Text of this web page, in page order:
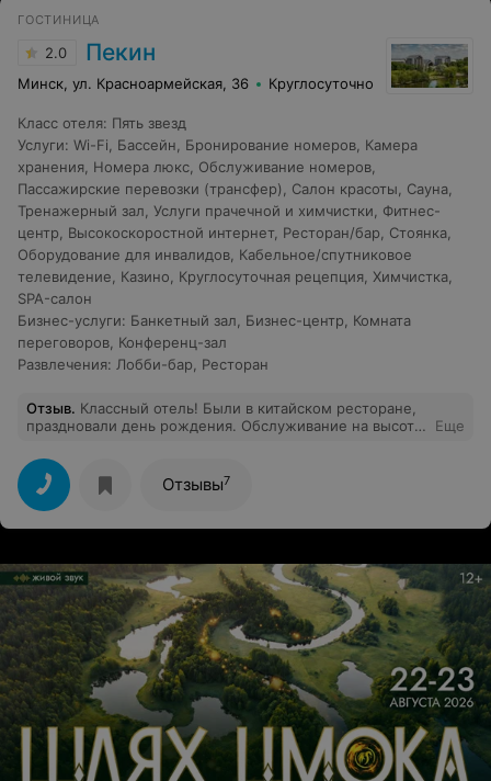
ГОСТИНИЦА
2.0 Пекин
Минск, ул. Красноармейская, 36 Круглосуточно
Класс отеля: Пять звезд
Услуги: Wi-Fi Бассейн Бронирование номеров Камера
хранения Номера люкс Обслуживание номеров
Пассажирские перевозки (трансфер)
Салон красоты Сауна
Тренажерный зал
Услуги прачечной и химчистки
Фитнес-
центр
Высокоскоростной интернет, Ресторан/бар Стоянка
Оборудование для инвалидов Кабельное/спутниковое
телевидение
Казино Круглосуточная рецепция Химчистка
SPA-салон
Бизнес-услуги: Банкетный зал Бизнес-центр
Комната
переговоров Конференц-зал
Развлечения: Лобби-бар Ресторан
Отзыв. Классный отель! Были в китайском ресторане,
праздновали день рождения. Обслуживание на высоте,
качестве комплимента подарили традиционное
китайское блюдо: лапшу долголетия. Просто в
восторге, приду еще!
Еще
Отзывы7